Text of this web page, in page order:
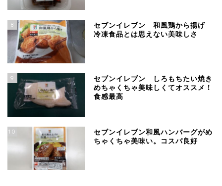
8
セブンイレブン 和風鶏から揚げ
冷凍食品とは思えない美味しさ
9
セブンイレブン しろもちたい焼き
めちゃくちゃ美味しくてオススメ！
食感最高
10
セブンイレブン和風ハンバーグがめ
ちゃくちゃ美味い。コスパ良好